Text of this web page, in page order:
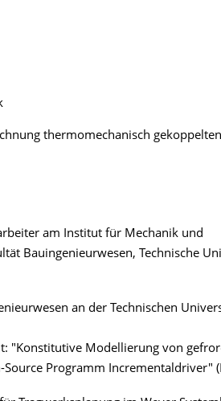
thermomechanisch gekoppelten
am Institut für Mechanik und
Bauingenieurwesen, Technische
an der Technischen
"Konstitutive Modellierung von
Programm Incrementaldriver"